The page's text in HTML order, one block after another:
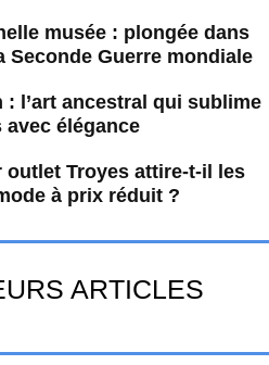
musée : plongée dans
Seconde Guerre mondiale
l’art ancestral qui sublime
avec élégance
Troyes attire-t-il les
à prix réduit ?
ARTICLES